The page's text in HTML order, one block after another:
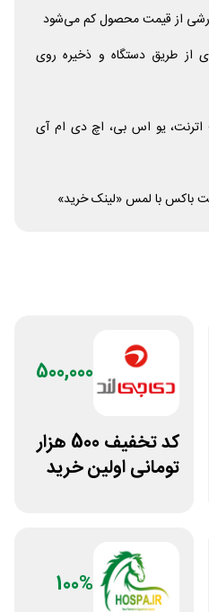
از طریق دستگاه و ذخیره روی
یو اس بی، اچ دی ام آی
باکس با لمس «لینک خرید»
500,000
کد تخفیف 500 هزار
تومانی اولین خرید
100%